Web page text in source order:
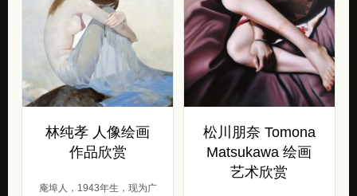
林纯孝 人像绘画
作品欣赏
庵埠人，1943年生，现为广
松川朋奈 Tomona
Matsukawa 绘画
艺术欣赏